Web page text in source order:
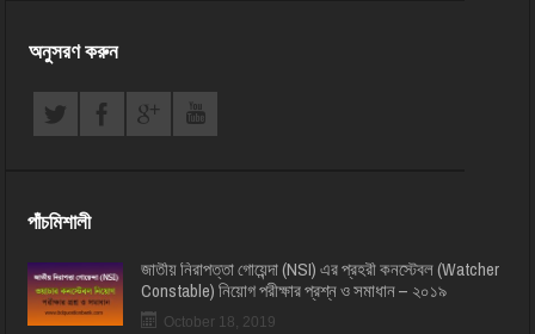
অনুসরণ করুন
পাঁচমিশালী
জাতীয় নিরাপত্তা গোয়েন্দা (NSI) এর প্রহরী কনস্টেবল (Watcher
Constable) নিয়োগ পরীক্ষার প্রশ্ন ও সমাধান – ২০১৯
October 18, 2019